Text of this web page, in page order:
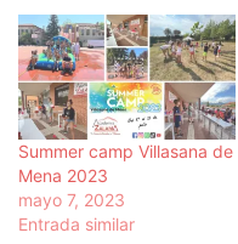
Summer camp Villasana de
Mena 2023
mayo 7, 2023
Entrada similar